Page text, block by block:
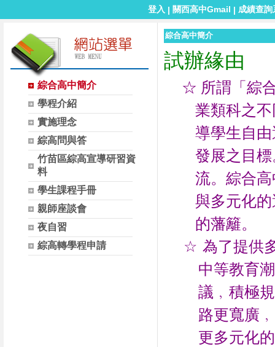
登入 | 關西高中Gmail | 成績查詢
綜合高中簡介
學程介紹
實施理念
綜高問與答
竹苗區綜高宣導研習資
料
學生課程手冊
親師座談會
夜自習
綜高轉學程申請
綜合高中簡介
試辦緣由
☆ 所謂「綜
業類科之
導學生自
發展之目
流。綜合
與多元化
的藩籬。
☆ 為了提供
中等教育
議﹐積極
路更寬廣
更多元化